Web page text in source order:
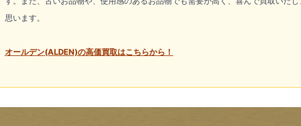
思います。
オールデン(ALDEN)の高価買取はこちらから！